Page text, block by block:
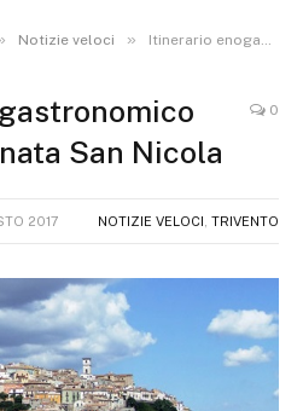
Notizie veloci » Itinerario enogastronomico lungo la scalinata San Nicola
San Nicola
0
2017 NOTIZIE VELOCI TRIVENTO